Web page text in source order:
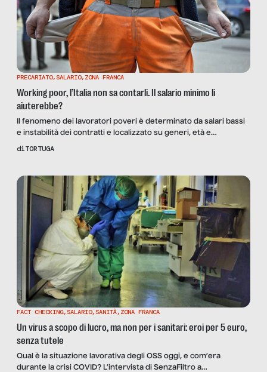
PRECARIATO, SALARIO, ZONA FRANCA
Working poor, l’Italia non sa contarli. Il salario minimo li
aiuterebbe?
Il fenomeno dei lavoratori poveri è determinato da salari bassi
e instabilità dei contratti e localizzato su generi, età e
geografie. L’Italia e l’Europa interpretano in maniera parziale i
diTORTUGA
FACT CHECKING, SALARIO, SANITÀ, ZONA FRANCA
Un virus a scopo di lucro, ma non per i sanitari: eroi per 5 euro,
senza tutele
Qual è la situazione lavorativa degli OSS oggi, e com’era
durante la crisi COVID? L’intervista di SenzaFiltro a